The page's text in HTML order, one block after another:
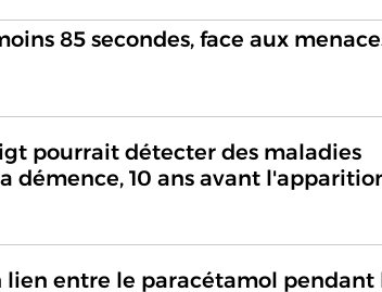
85 secondes, face aux
pourrait détecter des maladies
démence, 10 ans avant
lien entre le paracétamol pendant